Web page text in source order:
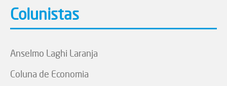
Colunistas
Anselmo Laghi Laranja
Coluna de Economia